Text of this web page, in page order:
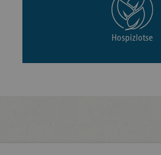
Hospizlotse